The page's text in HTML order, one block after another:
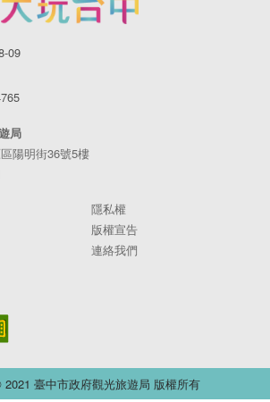
09
局
陽明街36號5樓
隱私權
版權宣告
連絡我們
臺中市政府觀光旅遊局 版權所有